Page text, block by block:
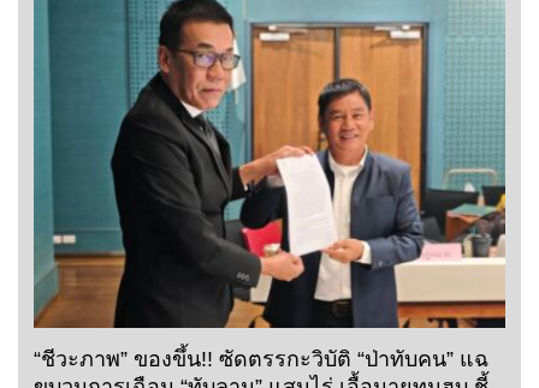
“ชีวะภาพ” ของขึ้น!! ซัดตรรกะวิบัติ “ป่าทับคน” แฉ